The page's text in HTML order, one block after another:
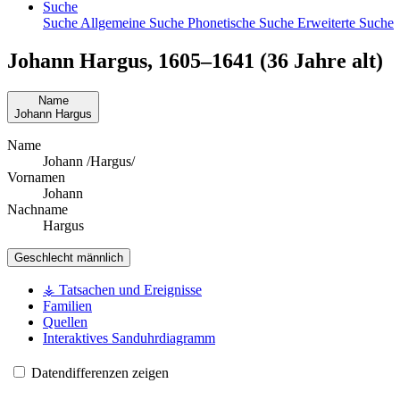
Suche
Suche Allgemeine Suche Phonetische Suche Erweiterte Suche
Johann Hargus, 1605–1641 (36 Jahre alt)
Name
Johann Hargus
Name
Johann /Hargus/
Vornamen
Johann
Nachname
Hargus
Geschlecht männlich
⚶ Tatsachen und Ereignisse
Familien
Quellen
Interaktives Sanduhrdiagramm
Datendifferenzen zeigen